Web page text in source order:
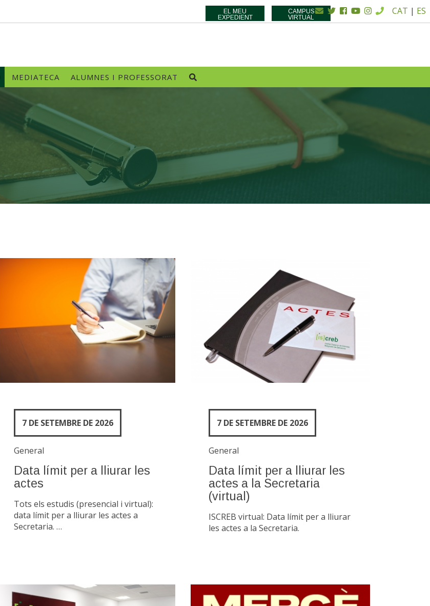
EL MEU
EXPEDIENT
CAMPUS
VIRTUAL
CAT | ES
MEDIATECA ALUMNES I PROFESSORAT
7 DE SETEMBRE DE 2026
General
Data límit per a lliurar les
actes
Tots els estudis (presencial i virtual):
data límit per a lliurar les actes a
Secretaria. …
7 DE SETEMBRE DE 2026
General
Data límit per a lliurar les
actes a la Secretaria
(virtual)
ISCREB virtual: Data límit per a lliurar
les actes a la Secretaria.